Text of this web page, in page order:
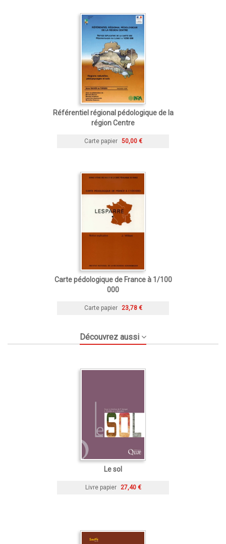
Référentiel régional pédologique de la
région Centre
Carte papier 50,00 €
Carte pédologique de France à 1/100
000
Carte papier 23,78 €
Découvrez aussi
Le sol
Livre papier 27,40 €